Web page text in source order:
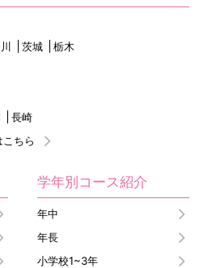
茨城
栃木
長崎
ちら
学年別コース紹介
年中
年長
小学校1~3年